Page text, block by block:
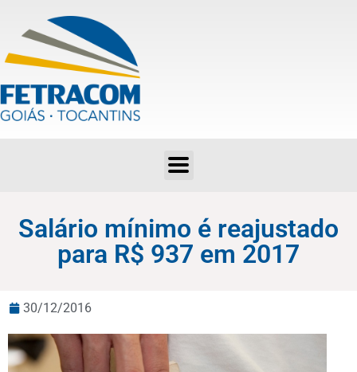
Salário mínimo é reajustado
para R$ 937 em 2017
30/12/2016